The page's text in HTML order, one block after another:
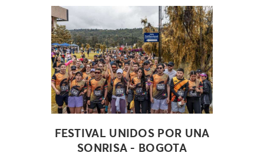
FESTIVAL UNIDOS POR UNA
SONRISA - BOGOTA